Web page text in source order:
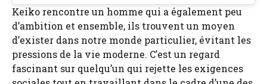
Keiko rencontre un homme qui a également peu
d’ambition et ensemble, ils trouvent un moyen
d’exister dans notre monde particulier, évitant les
pressions de la vie moderne. C’est un regard
fascinant sur quelqu’un qui rejette les exigences